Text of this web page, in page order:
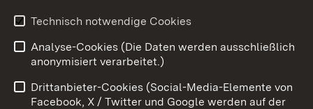
Impressum
Kontakt
Barrierefreiheit
Datenschutz
Technisch notwendige Cookies
Analyse-Cookies (Die Daten werden ausschließlich
anonymisiert verarbeitet.)
Drittanbieter-Cookies (Social-Media-Elemente von
Facebook, X / Twitter und Google werden auf der